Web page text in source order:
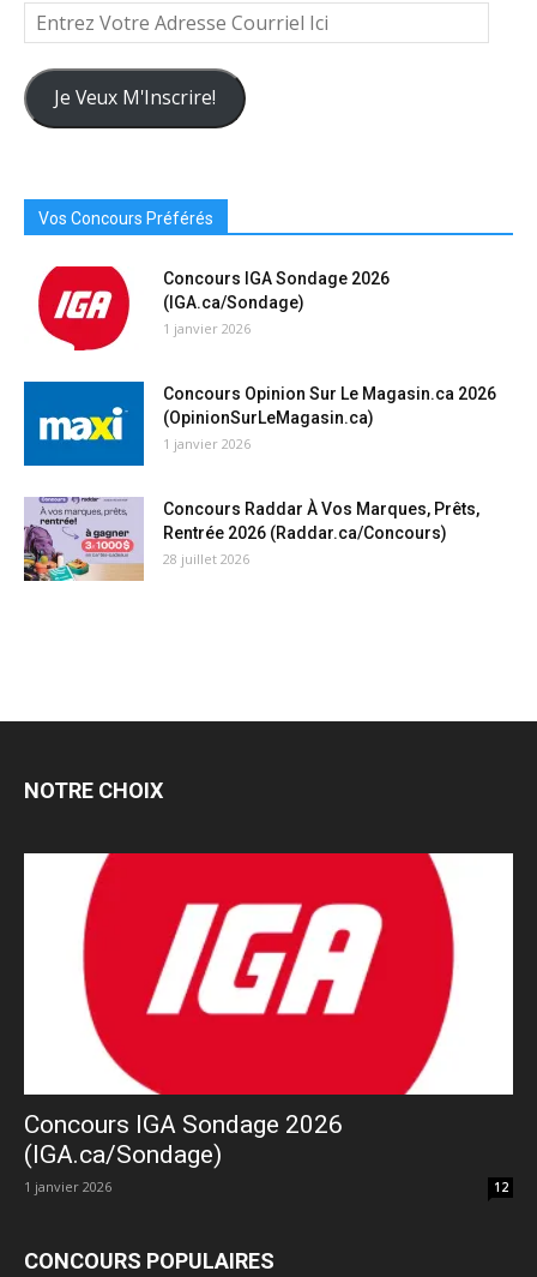
Entrez
Votre
Adresse
Courriel
Ici
Je Veux M'Inscrire!
Vos Concours Préférés
Concours IGA Sondage 2026
(IGA.ca/Sondage)
1 janvier 2026
Concours Opinion Sur Le Magasin.ca 2026
(OpinionSurLeMagasin.ca)
1 janvier 2026
Concours Raddar À Vos Marques, Prêts,
Rentrée 2026 (Raddar.ca/Concours)
28 juillet 2026
NOTRE CHOIX
Concours IGA Sondage 2026
(IGA.ca/Sondage)
1 janvier 2026 12
CONCOURS POPULAIRES